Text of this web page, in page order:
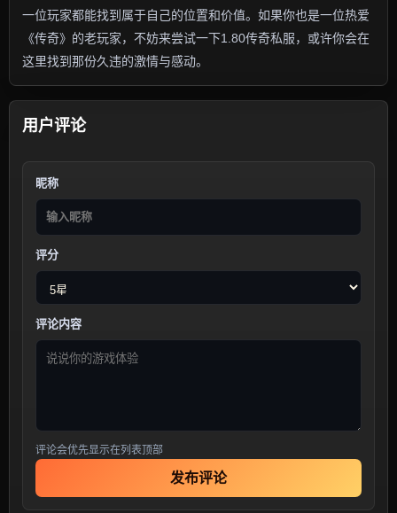
一位玩家都能找到属于自己的位置和价值。如果你也是一位热爱
《传奇》的老玩家，不妨来尝试一下1.80传奇私服，或许你会在
这里找到那份久违的激情与感动。
用户评论
昵称
评分
评论内容
评论会优先显示在列表顶部
发布评论